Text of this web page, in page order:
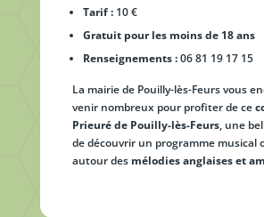
Tarif :10 €
Gratuit pour les moins de 18 ans
Renseignements :06 81 19 17 15
La mairie de Pouilly-lès-Feurs vous
venir nombreux pour profiter de ce
Prieuré de Pouilly-lès-Feurs, une
de découvrir un programme musical
autour des mélodies anglaises et